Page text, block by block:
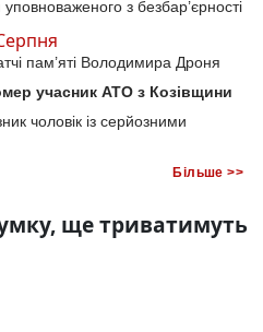
з безбар’єрності
пам’яті Володимира Дроня
учасник АТО з Козівщини
чоловік із серйозними
Більше >>
ще триватимуть